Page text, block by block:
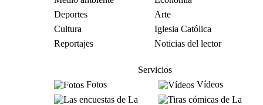
Deportes
Arte
Cultura
Iglesia Católica
Reportajes
Noticias del lector
Servicios
Fotos
Vídeos